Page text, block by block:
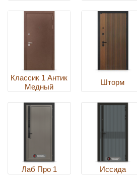
Классик 1 Антик
Медный
Шторм
Лаб Про 1 Иссида